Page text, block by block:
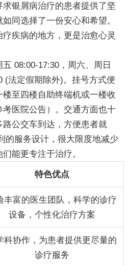
银屑病治疗的患者提供了坚
同选择了一份安心和希望。
疾病的地方，更是治愈心灵
08:00-17:30，周六、周日
(法定假期除外)。挂号方式便
至四楼自助终端机或一楼收
医院公告）。交通方面也十
公交车到达，方便患者就
的服务设计，很大限度地减少
能更专注于治疗。
特色优点
丰富的医生团队，科学的诊疗
设备，个性化治疗方案
科协作，为患者提供更尽量的
诊疗服务